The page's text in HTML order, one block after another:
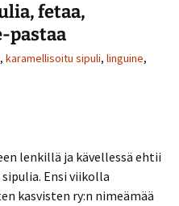
fetaa,
pastaa
, karamellisoitu sipuli, linguine,
lenkillä ja kävellessä ehtii
Ensi viikolla
kasvisten ry:n nimeämää